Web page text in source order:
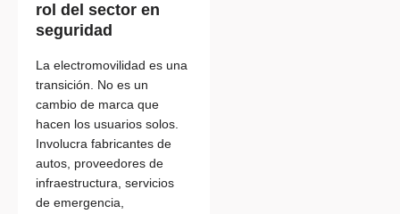
rol del sector en
seguridad
La electromovilidad es una
transición. No es un
cambio de marca que
hacen los usuarios solos.
Involucra fabricantes de
autos, proveedores de
infraestructura, servicios
de emergencia,